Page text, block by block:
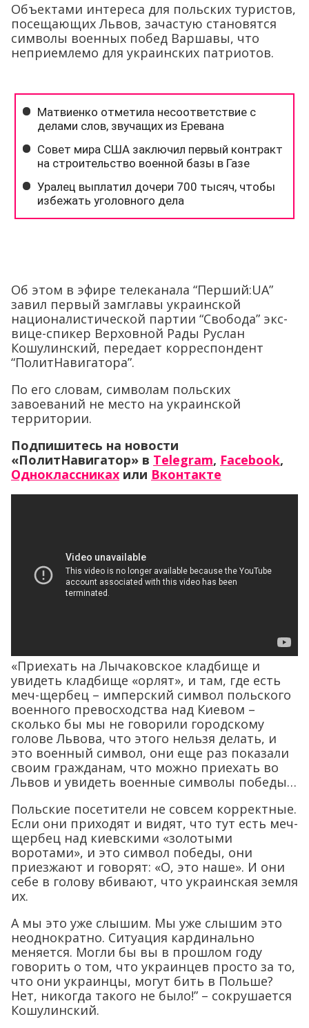
Объектами интереса для польских туристов,
посещающих Львов, зачастую становятся
символы военных побед Варшавы, что
неприемлемо для украинских патриотов.
Об этом в эфире телеканала “Перший:UA”
завил первый замглавы украинской
националистической партии “Свобода” экс-
вице-спикер Верховной Рады Руслан
Кошулинский, передает корреспондент
“ПолитНавигатора”.
По его словам, символам польских
завоеваний не место на украинской
территории.
Подпишитесь на новости
«ПолитНавигатор» в Telegram, Facebook,
Одноклассниках или Вконтакте
«Приехать на Лычаковское кладбище и
увидеть кладбище «орлят», и там, где есть
меч-щербец – имперский символ польского
военного превосходства над Киевом –
сколько бы мы не говорили городскому
голове Львова, что этого нельзя делать, и
это военный символ, они еще раз показали
своим гражданам, что можно приехать во
Львов и увидеть военные символы победы…
Польские посетители не совсем корректные.
Если они приходят и видят, что тут есть меч-
щербец над киевскими «золотыми
воротами», и это символ победы, они
приезжают и говорят: «О, это наше». И они
себе в голову вбивают, что украинская земля
их.
А мы это уже слышим. Мы уже слышим это
неоднократно. Ситуация кардинально
меняется. Могли бы вы в прошлом году
говорить о том, что украинцев просто за то,
что они украинцы, могут бить в Польше?
Нет, никогда такого не было!” – сокрушается
Кошулинский.